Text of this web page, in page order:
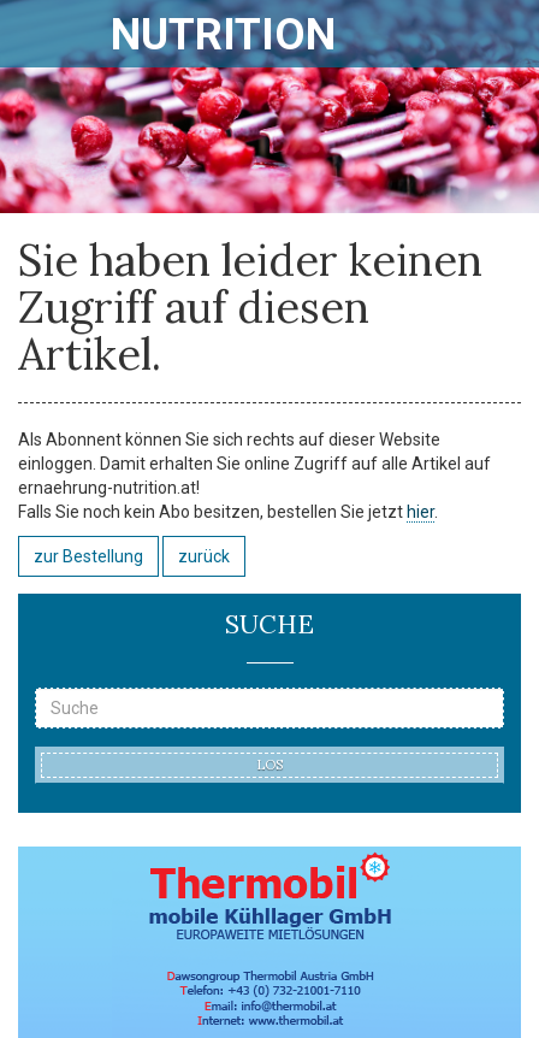
NUTRITION
Sie haben leider keinen
Zugriff auf diesen
Artikel.
Als Abonnent können Sie sich rechts auf dieser Website
einloggen. Damit erhalten Sie online Zugriff auf alle Artikel auf
ernaehrung-nutrition.at!
Falls Sie noch kein Abo besitzen, bestellen Sie jetzt hier.
zur Bestellung zurück
SUCHE
LOS